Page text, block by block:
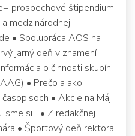
prospechové štipendium
medzinárodnej
• Spolupráca AOS na
jarný deň v znamení
o činnosti skupín
• Prečo a ako
• Akcie na Máj
sme si... • Z redakčnej
• Športový deň rektora